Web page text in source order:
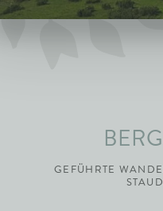
GEFÜHRTE